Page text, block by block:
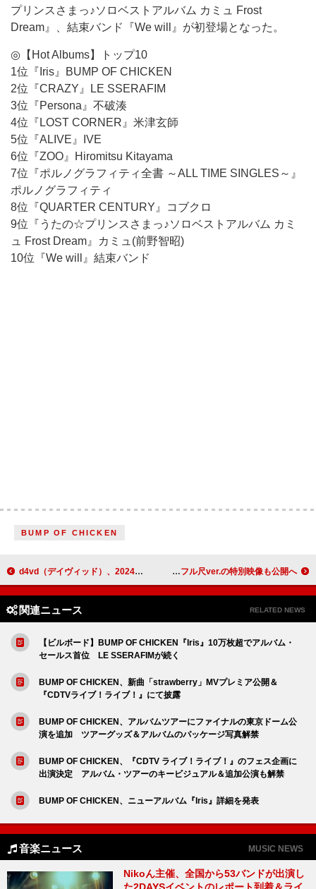
プリンスさまっ♪ソロベストアルバム カミュ Frost
Dream』、結束バンド『We will』が初登場となった。
◎【Hot Albums】トップ10
1位『Iris』BUMP OF CHICKEN
2位『CRAZY』LE SSERAFIM
3位『Persona』不破湊
4位『LOST CORNER』米津玄師
5位『ALIVE』IVE
6位『ZOO』Hiromitsu Kitayama
7位『ポルノグラフィティ全書 ～ALL TIME SINGLES～』
ポルノグラフィティ
8位『QUARTER CENTURY』コブクロ
9位『うたの☆プリンスさまっ♪ソロベストアルバム カミ
ュ Frost Dream』カミュ(前野智昭)
10位『We will』結束バンド
BUMP OF CHICKEN
d4vd（デイヴィッド）、2024年11月に来日公演が決定 米津玄師×伊藤沙莉が『虎に翼』特番で対談、主題歌フル尺ver.の特別映像も公開へ
関連ニュース RELATED NEWS
【ビルボード】BUMP OF CHICKEN『Iris』10万枚超でアルバム・
セールス首位 LE SSERAFIMが続く
BUMP OF CHICKEN、新曲「strawberry」MVプレミア公開＆
『CDTVライブ！ライブ！』にて披露
BUMP OF CHICKEN、アルバムツアーにファイナルの東京ドーム公
演を追加 ツアーグッズ＆アルバムのパッケージ写真解禁
BUMP OF CHICKEN、『CDTV ライブ！ライブ！』のフェス企画に
出演決定 アルバム・ツアーのキービジュアル＆追加公演も解禁
BUMP OF CHICKEN、ニューアルバム『Iris』詳細を発表
音楽ニュース MUSIC NEWS
Nikoん主催、全国から53バンドが出演し